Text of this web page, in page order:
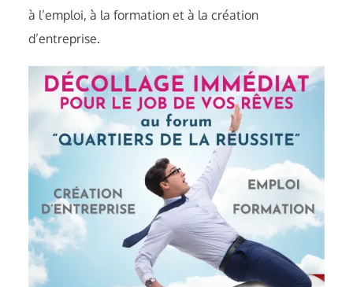
à l’emploi, à la formation et à la création
d’entreprise.